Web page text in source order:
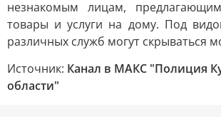
незнакомым лицам,
товары и услуги на дому. Под
различных служб могут скрываться
Источник: Канал в МАКС "Полиция
области"